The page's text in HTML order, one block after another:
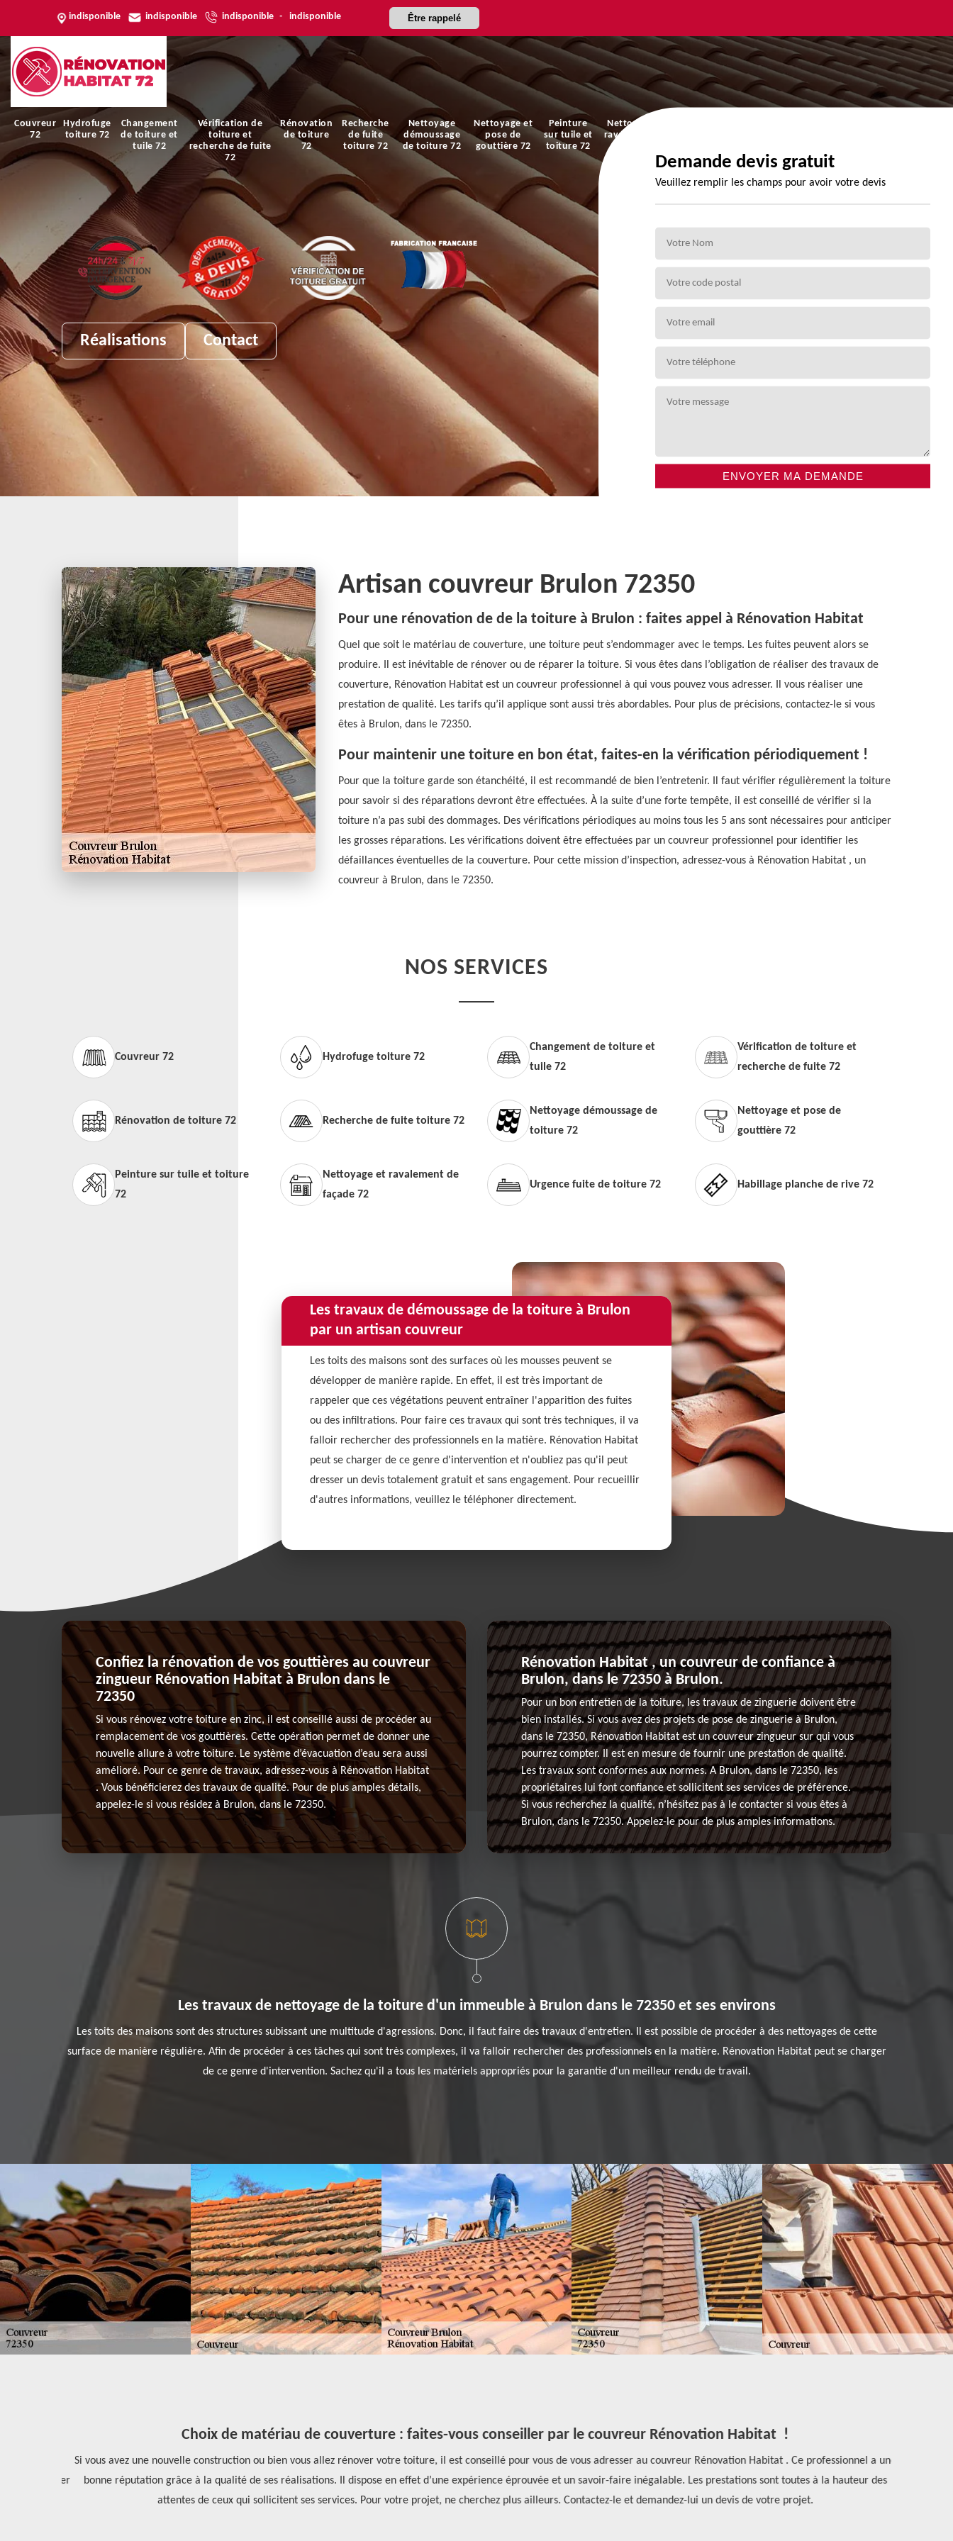
indisponible indisponible indisponible - indisponible Être rappelé
Couvreur
72
Hydrofuge
toiture 72
Changement
de toiture et
tuile 72
Vérification de
toiture et
recherche de fuite
72
Rénovation
de toiture
72
Recherche
de fuite
toiture 72
Nettoyage
démoussage
de toiture 72
Nettoyage et
pose de
gouttière 72
Peinture
sur tuile et
toiture 72
Nettoyage et
ravalement de
Réalisations Contact
Demande devis gratuit
Veuillez remplir les champs pour avoir votre devis
Artisan couvreur Brulon 72350
Pour une rénovation de de la toiture à Brulon : faites appel à Rénovation Habitat
Quel que soit le matériau de couverture, une toiture peut s’endommager avec le temps. Les fuites peuvent alors se
produire. Il est inévitable de rénover ou de réparer la toiture. Si vous êtes dans l’obligation de réaliser des travaux de
couverture, Rénovation Habitat est un couvreur professionnel à qui vous pouvez vous adresser. Il vous réaliser une
prestation de qualité. Les tarifs qu’il applique sont aussi très abordables. Pour plus de précisions, contactez-le si vous
êtes à Brulon, dans le 72350.
Pour maintenir une toiture en bon état, faites-en la vérification périodiquement !
Pour que la toiture garde son étanchéité, il est recommandé de bien l’entretenir. Il faut vérifier régulièrement la toiture
pour savoir si des réparations devront être effectuées. À la suite d’une forte tempête, il est conseillé de vérifier si la
toiture n’a pas subi des dommages. Des vérifications périodiques au moins tous les 5 ans sont nécessaires pour anticiper
les grosses réparations. Les vérifications doivent être effectuées par un couvreur professionnel pour identifier les
défaillances éventuelles de la couverture. Pour cette mission d’inspection, adressez-vous à Rénovation Habitat , un
couvreur à Brulon, dans le 72350.
NOS SERVICES
Couvreur 72 Hydrofuge toiture 72
Changement de toiture et
tuile 72
Vérification de toiture et
recherche de fuite 72
Rénovation de toiture 72 Recherche de fuite toiture 72
Nettoyage démoussage de
toiture 72
Nettoyage et pose de
gouttière 72
Peinture sur tuile et toiture
72
Nettoyage et ravalement de
façade 72
Urgence fuite de toiture 72 Habillage planche de rive 72
Les travaux de démoussage de la toiture à Brulon
par un artisan couvreur
Les toits des maisons sont des surfaces où les mousses peuvent se
développer de manière rapide. En effet, il est très important de
rappeler que ces végétations peuvent entraîner l'apparition des fuites
ou des infiltrations. Pour faire ces travaux qui sont très techniques, il va
falloir rechercher des professionnels en la matière. Rénovation Habitat
peut se charger de ce genre d'intervention et n'oubliez pas qu'il peut
dresser un devis totalement gratuit et sans engagement. Pour recueillir
d'autres informations, veuillez le téléphoner directement.
Confiez la rénovation de vos gouttières au couvreur
zingueur Rénovation Habitat à Brulon dans le
72350
Si vous rénovez votre toiture en zinc, il est conseillé aussi de procéder au
remplacement de vos gouttières. Cette opération permet de donner une
nouvelle allure à votre toiture. Le système d’évacuation d’eau sera aussi
amélioré. Pour ce genre de travaux, adressez-vous à Rénovation Habitat
. Vous bénéficierez des travaux de qualité. Pour de plus amples détails,
appelez-le si vous résidez à Brulon, dans le 72350.
Rénovation Habitat , un couvreur de confiance à
Brulon, dans le 72350 à Brulon.
Pour un bon entretien de la toiture, les travaux de zinguerie doivent être
bien installés. Si vous avez des projets de pose de zinguerie à Brulon,
dans le 72350, Rénovation Habitat est un couvreur zingueur sur qui vous
pourrez compter. Il est en mesure de fournir une prestation de qualité.
Les travaux sont conformes aux normes. A Brulon, dans le 72350, les
propriétaires lui font confiance et sollicitent ses services de préférence.
Si vous recherchez la qualité, n’hésitez pas à le contacter si vous êtes à
Brulon, dans le 72350. Appelez-le pour de plus amples informations.
Les travaux de nettoyage de la toiture d'un immeuble à Brulon dans le 72350 et ses environs
Les toits des maisons sont des structures subissant une multitude d'agressions. Donc, il faut faire des travaux d'entretien. Il est possible de procéder à des nettoyages de cette
surface de manière régulière. Afin de procéder à ces tâches qui sont très complexes, il va falloir rechercher des professionnels en la matière. Rénovation Habitat peut se charger
de ce genre d'intervention. Sachez qu'il a tous les matériels appropriés pour la garantie d'un meilleur rendu de travail.
Choix de matériau de couverture : faites-vous conseiller par le couvreur Rénovation Habitat !
Si vous avez une nouvelle construction ou bien vous allez rénover votre toiture, il est conseillé pour vous de vous adresser au couvreur Rénovation Habitat . Ce professionnel a une
bonne réputation grâce à la qualité de ses réalisations. Il dispose en effet d’une expérience éprouvée et un savoir-faire inégalable. Les prestations sont toutes à la hauteur des
attentes de ceux qui sollicitent ses services. Pour votre projet, ne cherchez plus ailleurs. Contactez-le et demandez-lui un devis de votre projet.